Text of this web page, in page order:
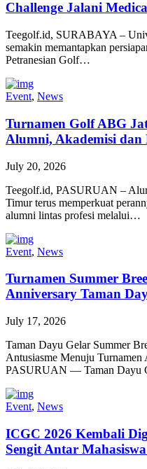
Challenge Jalani
Teegolf.id, SURABAYA –
semakin memantapkan
Petranesian Golf…
Event, News
Turnamen Golf ABG
Alumni, Akademisi
July 20, 2026
Teegolf.id, PASURUAN –
Timur terus memperkuat
alumni lintas profesi melalui…
Event, News
Turnamen Summer
Anniversary Taman
July 17, 2026
Taman Dayu Gelar Summer
Antusiasme Menuju
PASURUAN — Taman Dayu
Event, News
ICGC 2026 Kembali
Sengit Antar